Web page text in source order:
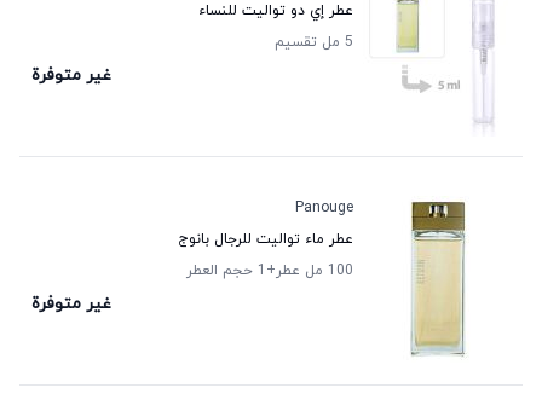
عطر إي دو تواليت للنساء
5 مل تقسيم
غير متوفرة
Panouge
عطر ماء تواليت للرجال بانوج
100 مل عطر
+1 حجم العطر
غير متوفرة